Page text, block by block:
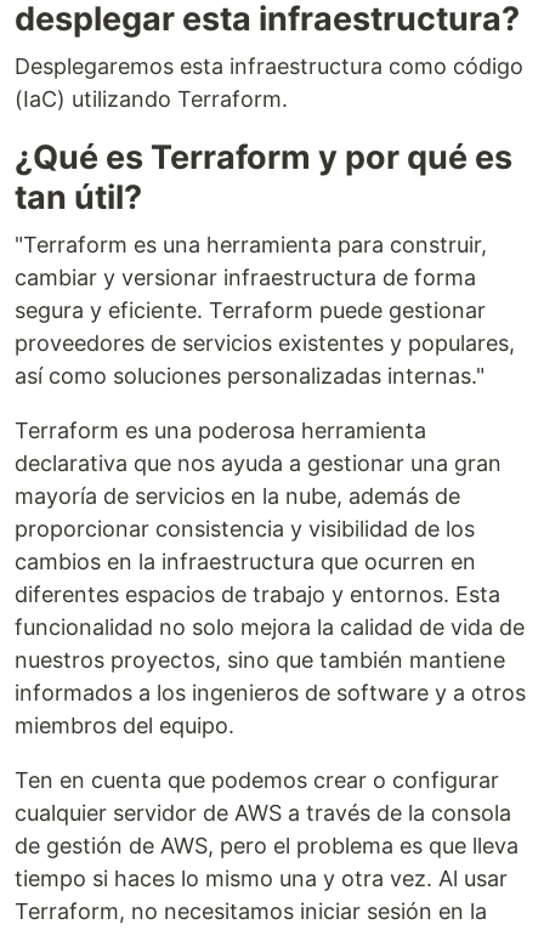
desplegar esta infraestructura?
Desplegaremos esta infraestructura como código
(IaC) utilizando Terraform.
¿Qué es Terraform y por qué es
tan útil?
"Terraform es una herramienta para construir,
cambiar y versionar infraestructura de forma
segura y eficiente. Terraform puede gestionar
proveedores de servicios existentes y populares,
así como soluciones personalizadas internas."
Terraform es una poderosa herramienta
declarativa que nos ayuda a gestionar una gran
mayoría de servicios en la nube, además de
proporcionar consistencia y visibilidad de los
cambios en la infraestructura que ocurren en
diferentes espacios de trabajo y entornos. Esta
funcionalidad no solo mejora la calidad de vida de
nuestros proyectos, sino que también mantiene
informados a los ingenieros de software y a otros
miembros del equipo.
Ten en cuenta que podemos crear o configurar
cualquier servidor de AWS a través de la consola
de gestión de AWS, pero el problema es que lleva
tiempo si haces lo mismo una y otra vez. Al usar
Terraform, no necesitamos iniciar sesión en la